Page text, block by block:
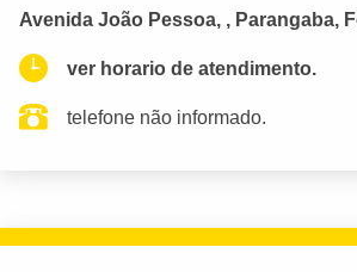
Avenida João Pessoa, , Parangaba,
ver horario de atendimento.
telefone não informado.